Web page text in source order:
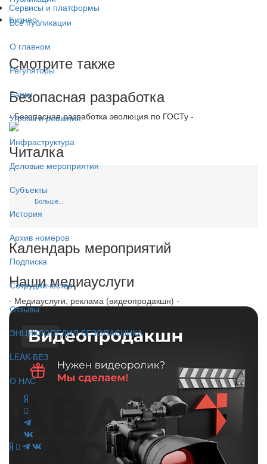
Все публикации
О главном
Регуляторы
Банки
Угрозы и решения
Инфраструктура
Деловые мероприятия
Субъекты
История
Архив номеров
Подписка
Сотрудничество
Отзывы
ЭНЦИКЛОПЕДИЯ БЕЗОПАСНИКА
LEAK-БЕЗ
О НАС
Сервисы и платформы
Бизнес
Смотрите также
Безопасная разработка
- Безопасная разработка эволюция по ГОСТу -
Читалка
Больше...
Календарь мероприятий
Наши медиауслуги
- Медиауслуги, реклама (видеопродакшн) -